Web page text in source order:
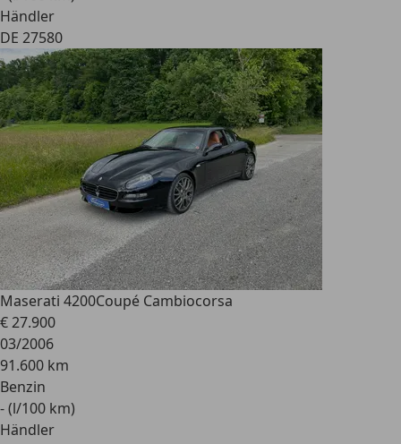
Händler
DE 27580
Maserati 4200Coupé Cambiocorsa
€ 27.900
03/2006
91.600 km
Benzin
- (l/100 km)
Händler